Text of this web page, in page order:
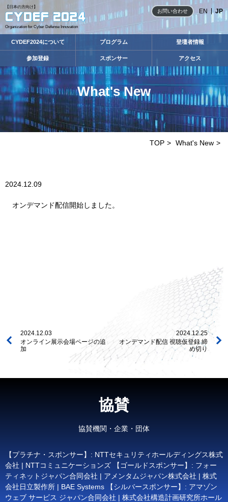
【日本の方向け】
Organization for Cyber Defense Innovation
CYDEF2024について プログラム 登壇者情報
参加登録 スポンサー アクセス
お問い合わせ EN JP
What's New
TOP What's New
2024.12.09
オンデマンド配信開始しました。
2024.12.03
オンライン展示会場ページの追
加
2024.12.25
オンデマンド配信 視聴仮登録 締
め切り
協賛
協賛機関・企業・団体
【プラチナ・スポンサー】: NTTセキュリティホールディングス株式
会社 | NTTコミュニケーションズ 【ゴールドスポンサー】: フォー
ティネットジャパン合同会社 | アメンタムジャパン株式会社 | 株式
会社日立製作所 | BAE Systems 【シルバースポンサー】: アマゾン
ウェブ サービス ジャパン合同会社 | 株式会社構造計画研究所ホール